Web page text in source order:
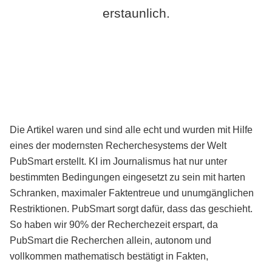
erstaunlich.
Die Artikel waren und sind alle echt und wurden mit Hilfe
eines der modernsten Recherchesystems der Welt
PubSmart erstellt. KI im Journalismus hat nur unter
bestimmten Bedingungen eingesetzt zu sein mit harten
Schranken, maximaler Faktentreue und unumgänglichen
Restriktionen. PubSmart sorgt dafür, dass das geschieht.
So haben wir 90% der Recherchezeit erspart, da
PubSmart die Recherchen allein, autonom und
vollkommen mathematisch bestätigt in Fakten,